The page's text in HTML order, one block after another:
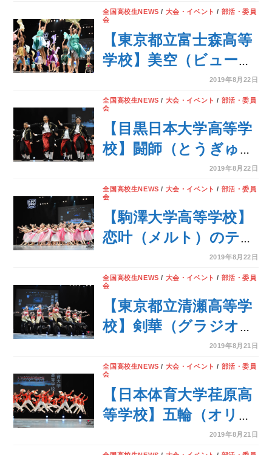
露！＜第7回 DANCE
CLUB
CHAMPIONSHIP＞
全国高校生NEWS / 大会・イベント / 部活・委員
会
【東京都立富士森高等
学校】美空（ビューテ
ィフル）のテーマでダ
ンスを披露！＜第7回
DANCE CLUB
CHAMPIONSHIP＞
2019年8月22日
全国高校生NEWS / 大会・イベント / 部活・委員
会
【目黒日本大学高等学
校】闘師（とうぎゅう
し）のテーマでダンス
を披露！＜第7回
DANCE CLUB
CHAMPIONSHIP＞
2019年8月22日
全国高校生NEWS / 大会・イベント / 部活・委員
会
【駒澤大学高等学校】
恋叶（メルト）のテー
マでダンスを披露！＜
第7回 DANCE CLUB
CHAMPIONSHIP＞
2019年8月22日
全国高校生NEWS / 大会・イベント / 部活・委員
会
【東京都立清瀬高等学
校】剣華（グラジオラ
ス）のテーマでダンス
を披露！＜第7回
DANCE CLUB
CHAMPIONSHIP＞
2019年8月21日
全国高校生NEWS / 大会・イベント / 部活・委員
会
【日本体育大学荏原高
等学校】五輪（オリン
ピック）のテーマでダ
2019年8月21日